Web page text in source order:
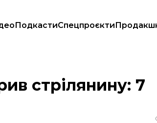
ПодкастиСпецпроєкти
стрілянину: 7